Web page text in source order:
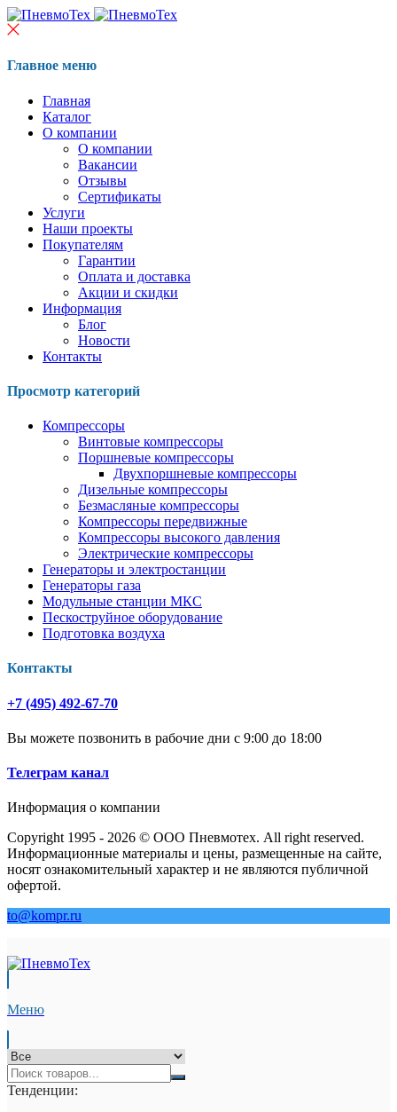
Главное меню
Главная
Каталог
О компании
О компании
Вакансии
Отзывы
Сертификаты
Услуги
Наши проекты
Покупателям
Гарантии
Оплата и доставка
Акции и скидки
Информация
Блог
Новости
Контакты
Просмотр категорий
Компрессоры
Винтовые компрессоры
Поршневые компрессоры
Двухпоршневые компрессоры
Дизельные компрессоры
Безмасляные компрессоры
Компрессоры передвижные
Компрессоры высокого давления
Электрические компрессоры
Генераторы и электростанции
Генераторы газа
Модульные станции МКС
Пескоструйное оборудование
Подготовка воздуха
Контакты
+7 (495) 492-67-70
Вы можете позвонить в рабочие дни с 9:00 до 18:00
Телеграм канал
Информация о компании
Copyright 1995 - 2026 © ООО Пневмотех. All right reserved.
Информационные материалы и цены, размещенные на сайте,
носят ознакомительный характер и не являются публичной
офертой.
to@kompr.ru
Меню
Тенденции: